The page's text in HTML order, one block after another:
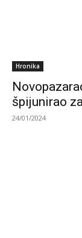
Hronika
špijunirao
24/01/2024